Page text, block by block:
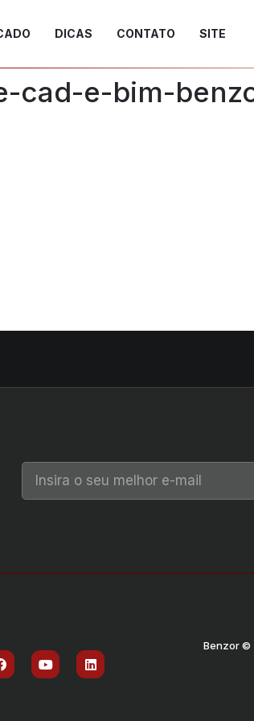
DICAS CONTATO SITE
cad-e-bim-
Benzor ©